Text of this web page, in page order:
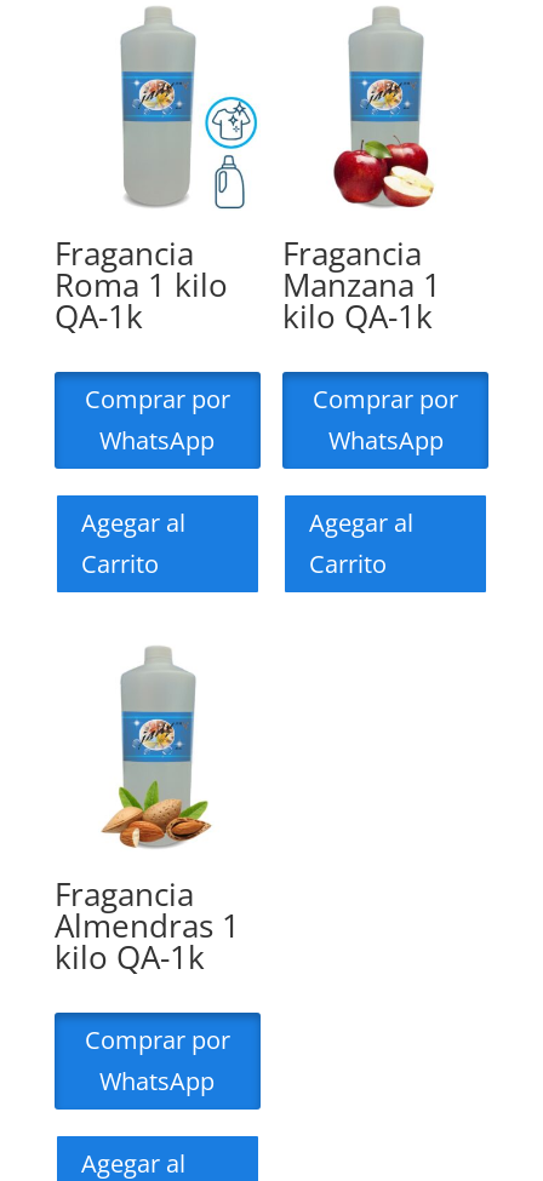
Fragancia
Roma 1 kilo
QA-1k
Comprar por
WhatsApp
Agegar al
Carrito
Fragancia
Manzana 1
kilo QA-1k
Comprar por
WhatsApp
Agegar al
Carrito
Fragancia
Almendras 1
kilo QA-1k
Comprar por
WhatsApp
Agegar al